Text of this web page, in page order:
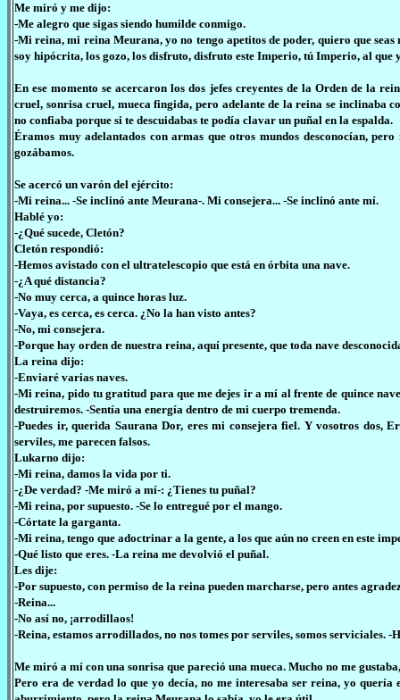
Me miró y me dijo:
-Me alegro que sigas siendo humilde conmigo.
-Mi reina, mi reina Meurana, yo no tengo apetitos de poder, quiero que
soy hipócrita, los gozo, los disfruto, disfruto este Imperio, tú Imperio, al que
En ese momento se acercaron los dos jefes creyentes de la Orden de la
cruel, sonrisa cruel, mueca fingida, pero adelante de la reina se inclinaba
no confiaba porque si te descuidabas te podía clavar un puñal en la espalda.
Éramos muy adelantados con armas que otros mundos desconocían,
gozábamos.
Se acercó un varón del ejército:
-Mi reina... -Se inclinó ante Meurana-. Mi consejera... -Se inclinó ante mí.
Hablé yo:
-¿Qué sucede, Cletón?
Cletón respondió:
-Hemos avistado con el ultratelescopio que está en órbita una nave.
-¿A qué distancia?
-No muy cerca, a quince horas luz.
-Vaya, es cerca, es cerca. ¿No la han visto antes?
-No, mi consejera.
-Porque hay orden de nuestra reina, aquí presente, que toda nave
La reina dijo:
-Enviaré varias naves.
-Mi reina, pido tu gratitud para que me dejes ir a mí al frente de quince
destruiremos. -Sentía una energía dentro de mi cuerpo tremenda.
-Puedes ir, querida Saurana Dor, eres mi consejera fiel. Y vosotros dos,
serviles, me parecen falsos.
Lukarno dijo:
-Mi reina, damos la vida por ti.
-¿De verdad? -Me miró a mí-: ¿Tienes tu puñal?
-Mi reina, por supuesto. -Se lo entregué por el mango.
-Córtate la garganta.
-Mi reina, tengo que adoctrinar a la gente, a los que aún no creen en este
-Qué listo que eres. -La reina me devolvió el puñal.
Les dije:
-Por supuesto, con permiso de la reina pueden marcharse, pero antes
-Reina...
-No así no, ¡arrodillaos!
-Reina, estamos arrodillados, no nos tomes por serviles, somos serviciales.
Me miró a mí con una sonrisa que pareció una mueca. Mucho no me
Pero era de verdad lo que yo decía, no me interesaba ser reina, yo